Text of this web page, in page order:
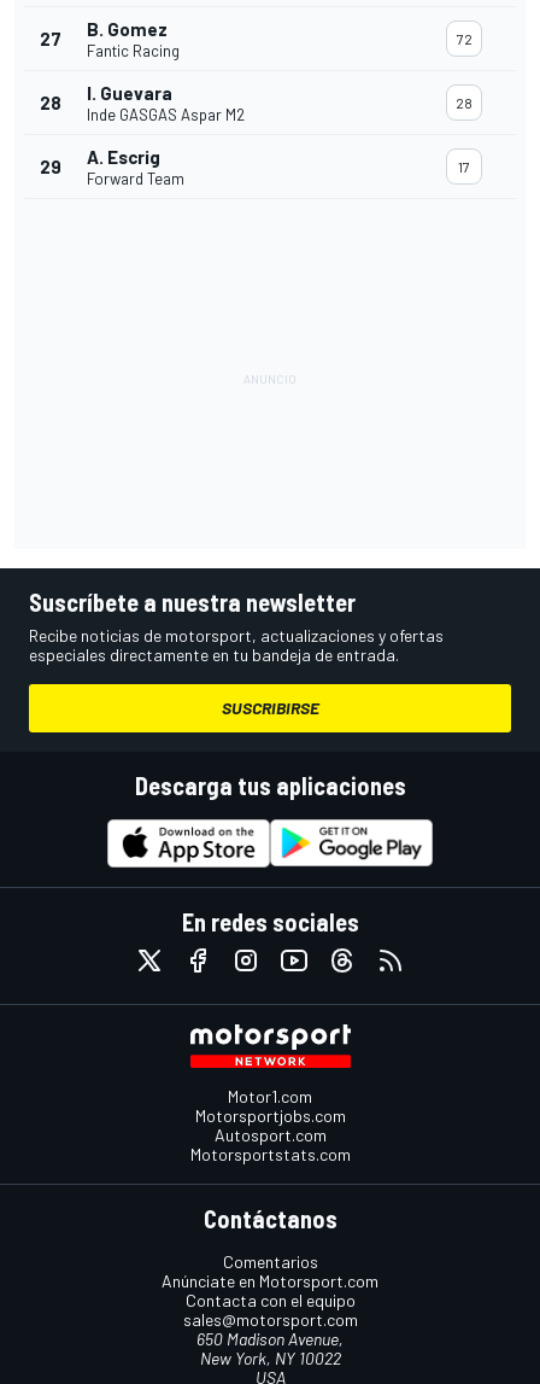
27 B. Gomez
Fantic Racing
72
28 I. Guevara
Inde GASGAS Aspar M2
28
29 A. Escrig
Forward Team
17
Suscríbete a nuestra newsletter
Recibe noticias de motorsport, actualizaciones y ofertas
especiales directamente en tu bandeja de entrada.
SUSCRIBIRSE
Descarga tus aplicaciones
En redes sociales
Motor1.com
Motorsportjobs.com
Autosport.com
Motorsportstats.com
Contáctanos
Comentarios
Anúnciate en Motorsport.com
Contacta con el equipo
sales@motorsport.com
650 Madison Avenue,
New York, NY 10022
USA